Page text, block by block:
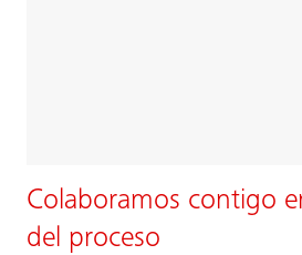
Colaboramos contigo
del proceso